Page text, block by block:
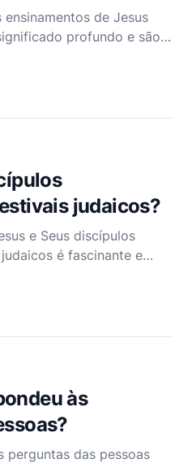
de Jesus
profundo e são
apenas
mas continuam a
os crentes hoje. Jesus
o R
judaicos?
e Seus discípulos
é fascinante e
De uma perspectiva
é claro que Jesus e Seus
os festivais
às
perguntas das pessoas